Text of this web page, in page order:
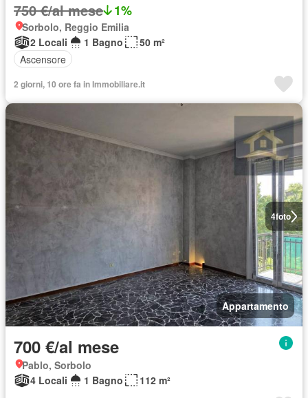
750 €/al mese 1%
Sorbolo, Reggio Emilia
2 Locali
1 Bagno
50 m²
Ascensore
2 giorni, 10 ore fa in Immobiliare.it
4foto
Appartamento
700 €/al mese
Pablo, Sorbolo
4 Locali
1 Bagno 112 m²